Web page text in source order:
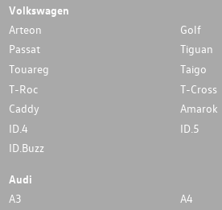
Volkswagen
Arteon
Golf
Passat
Tiguan
Touareg
Taigo
T-Roc
T-Cross
Caddy
Amarok
ID.4
ID.5
ID.Buzz
Audi
A3
A4